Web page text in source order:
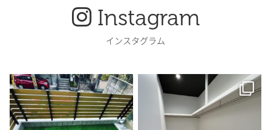
Instagram
インスタグラム